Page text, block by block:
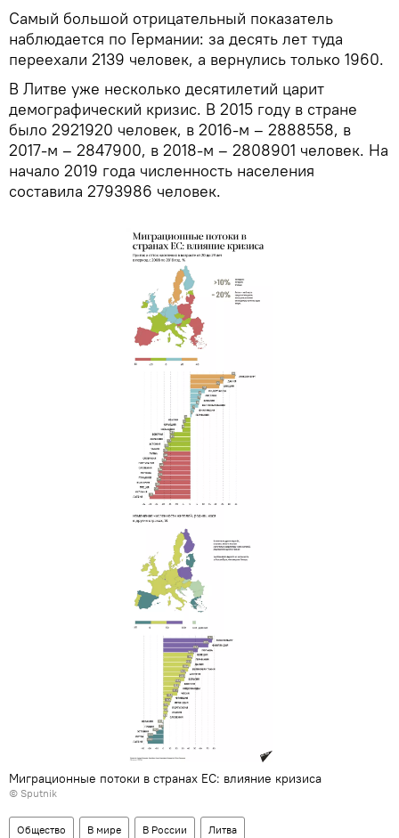
Самый большой отрицательный показатель
наблюдается по Германии: за десять лет туда
переехали 2139 человек, а вернулись только 1960.
В Литве уже несколько десятилетий царит
демографический кризис. В 2015 году в стране
было 2921920 человек, в 2016-м – 2888558, в
2017-м – 2847900, в 2018-м – 2808901 человек. На
начало 2019 года численность населения
составила 2793986 человек.
Миграционные потоки в странах ЕС: влияние кризиса
© Sputnik
Общество В мире В России Литва